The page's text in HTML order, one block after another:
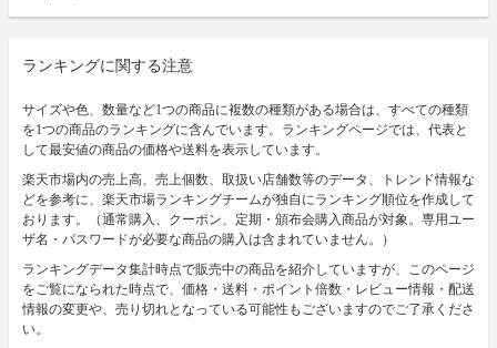
ランキングに関する注意
サイズや色、数量など1つの商品に複数の種類がある場合は、すべての種類
を1つの商品のランキングに含んでいます。ランキングページでは、代表と
して最安値の商品の価格や送料を表示しています。
楽天市場内の売上高、売上個数、取扱い店舗数等のデータ、トレンド情報な
どを参考に、楽天市場ランキングチームが独自にランキング順位を作成して
おります。（通常購入、クーポン、定期・頒布会購入商品が対象。専用ユー
ザ名・パスワードが必要な商品の購入は含まれていません。）
ランキングデータ集計時点で販売中の商品を紹介していますが、このページ
をご覧になられた時点で、価格・送料・ポイント倍数・レビュー情報・配送
情報の変更や、売り切れとなっている可能性もございますのでご了承くださ
い。